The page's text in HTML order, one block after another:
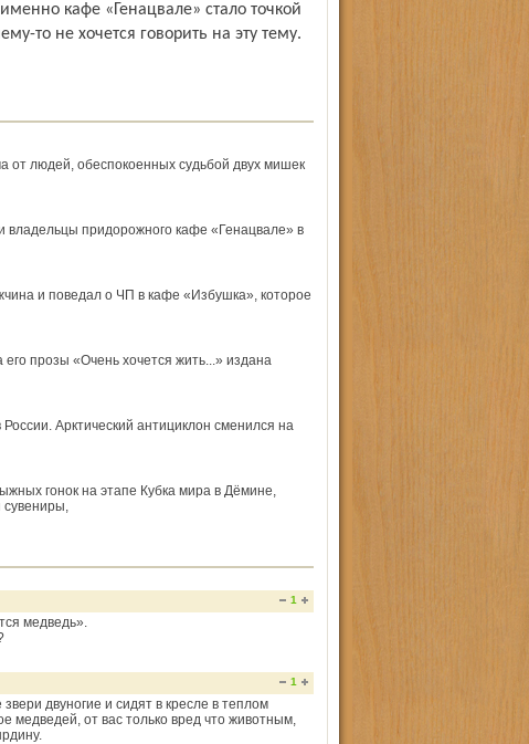
кафе «Генацвале» стало точкой
то не хочется говорить на эту тему.
от людей, обеспокоенных судьбой двух мишек
владельцы придорожного кафе «Генацвале» в
и поведал о ЧП в кафе «Избушка», которое
его прозы «Очень хочется жить...» издана
Арктический антициклон сменился на
гонок на этапе Кубка мира в Дёмине,
сувениры,
1
медведь».
1
двуногие и сидят в кресле в теплом
от вас только вред что животным,